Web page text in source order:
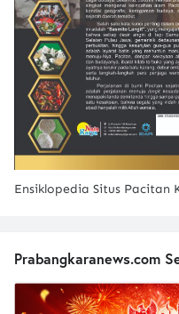
Ensiklopedia Situs Pacitan
Prabangkaranews.com